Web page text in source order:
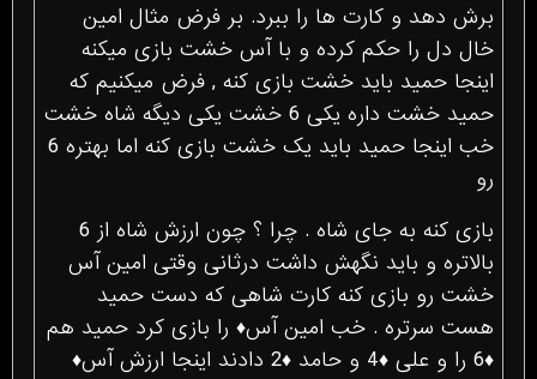
برش دهد و کارت ها را ببرد. بر فرض مثال امین
خال دل را حکم کرده و با آس خشت بازی میکنه
اینجا حمید باید خشت بازی کنه , فرض میکنیم که
حمید خشت داره یکی 6 خشت یکی دیگه شاه خشت
خب اینجا حمید باید یک خشت بازی کنه اما بهتره 6
رو
بازی کنه به جای شاه . چرا ؟ چون ارزش شاه از 6
بالاتره و باید نگهش داشت درثانی وقتی امین آس
خشت رو بازی کنه کارت شاهی که دست حمید
هست سرتره . خب امین آس♦ را بازی کرد حمید هم
♦6 را و علی ♦4 و حامد ♦2 دادند اینجا ارزش آس♦